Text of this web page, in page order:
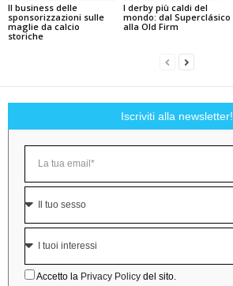
Il business delle
sponsorizzazioni sulle
maglie da calcio
storiche
I derby più caldi del
mondo: dal Superclásico
alla Old Firm
Iscriviti alla newsletter!
Accetto la Privacy Policy del sito.